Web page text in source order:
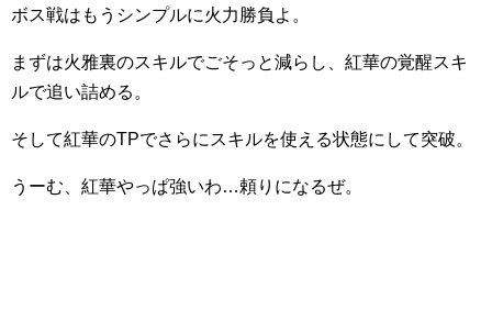
ボス戦はもうシンプルに火力勝負よ。
まずは火雅裏のスキルでごそっと減らし、紅華の覚醒スキ
ルで追い詰める。
そして紅華のTPでさらにスキルを使える状態にして突破。
うーむ、紅華やっぱ強いわ…頼りになるぜ。